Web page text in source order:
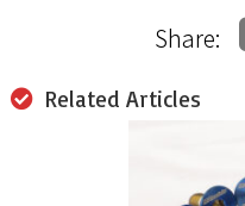
Share:
Related Articles